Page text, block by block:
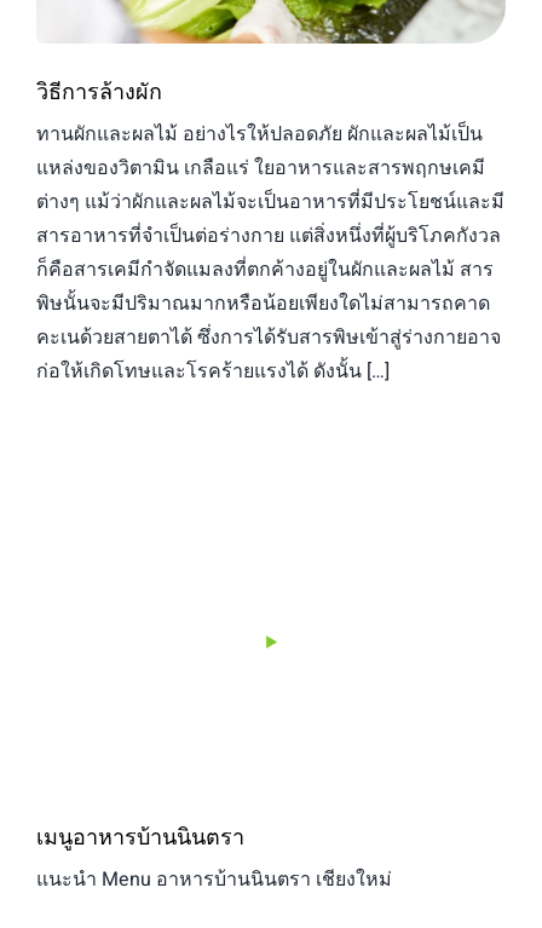
วิธีการล้างผัก
ทานผักและผลไม้ อย่างไรให้ปลอดภัย ผักและผลไม้เป็น
แหล่งของวิตามิน เกลือแร่ ใยอาหารและสารพฤกษเคมี
ต่างๆ แม้ว่าผักและผลไม้จะเป็นอาหารที่มีประโยชน์และมี
สารอาหารที่จำเป็นต่อร่างกาย แต่สิ่งหนึ่งที่ผู้บริโภคกังวล
ก็คือสารเคมีกำจัดแมลงที่ตกค้างอยู่ในผักและผลไม้ สาร
พิษนั้นจะมีปริมาณมากหรือน้อยเพียงใดไม่สามารถคาด
คะเนด้วยสายตาได้ ซึ่งการได้รับสารพิษเข้าสู่ร่างกายอาจ
ก่อให้เกิดโทษและโรคร้ายแรงได้ ดังนั้น […]
เมนูอาหารบ้านนินตรา
แนะนำ Menu อาหารบ้านนินตรา เชียงใหม่